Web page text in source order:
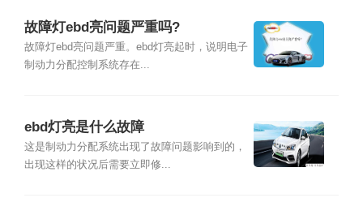
故障灯ebd亮问题严重吗?
故障灯ebd亮问题严重。ebd灯亮起时，说明电子
制动力分配控制系统存在...
ebd灯亮是什么故障
这是制动力分配系统出现了故障问题影响到的，
出现这样的状况后需要立即修...